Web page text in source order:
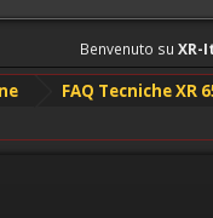
Benvenuto su XR-
FAQ Tecniche XR